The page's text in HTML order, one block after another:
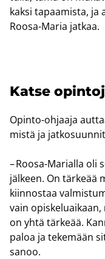
kaksi ta­paa­mis­ta, ja
Roosa-​Maria jat­kaa.
Katse
Opinto-​ohjaaja
mis­tä ja
– Roosa-​Marialla oli
jäl­keen. On tär­ke­ää
kiin­nos­taa
vain
on yhtä tär­ke­ää.
paloa ja te­ke­mään
sanoo.